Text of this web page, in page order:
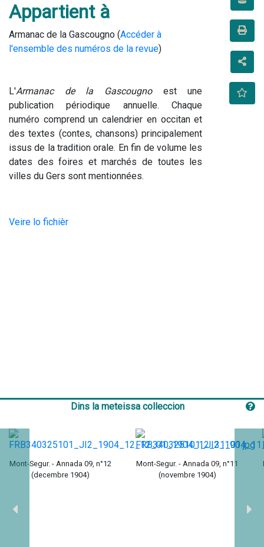
Appartient à
Armanac de la Gascougno (Accéder à
l'ensemble des numéros de la revue)
L'Armanac de la Gascougno est une
publication périodique annuelle. Chaque
numéro comprend un calendrier en occitan et
des textes (contes, chansons) principalement
issus de la tradition orale. En fin de volume les
dates des foires et marchés de toutes les
villes du Gers sont mentionnées.
Veire lo fichièr
Dins la meteissa colleccion
Mont-Segur. - Annada 09, n°12
(decembre 1904)
Mont-Segur. - Annada 09, n°11
(novembre 1904)